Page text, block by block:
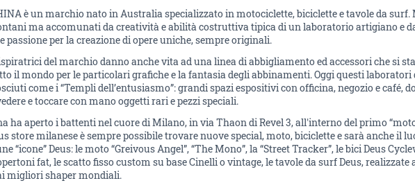
è un marchio nato in Australia specializzato in motociclette, biciclette e tavole da surf.
ma accomunati da creatività e abilità costruttiva tipica di un laboratorio artigiano e
passione per la creazione di opere uniche, sempre originali.
del marchio danno anche vita ad una linea di abbigliamento ed accessori che si
il mondo per le particolari grafiche e la fantasia degli abbinamenti. Oggi questi laboratori
come i “Templi dell’entusiasmo”: grandi spazi espositivi con officina, negozio e café,
e toccare con mano oggetti rari e pezzi speciali.
ha aperto i battenti nel cuore di Milano, in via Thaon di Revel 3, all'interno del primo
store milanese è sempre possibile trovare nuove special, moto, biciclette e sarà anche il
“icone” Deus: le moto “Greivous Angel”, “The Mono”, la “Street Tracker”, le bici Deus
fat, le scatto fisso custom su base Cinelli o vintage, le tavole da surf Deus, realizzate
migliori shaper mondiali.